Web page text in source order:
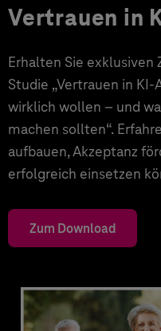
Vertrauen in
Erhalten Sie exklusiven
Studie „Vertrauen in
wirklich wollen – und
machen sollten“.
aufbauen, Akzeptanz
erfolgreich einsetzen
Zum Download